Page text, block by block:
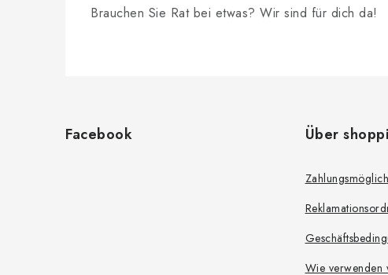
Brauchen Sie Rat bei etwas? Wir sind für dich da!
Facebook Über
Wie verwenden